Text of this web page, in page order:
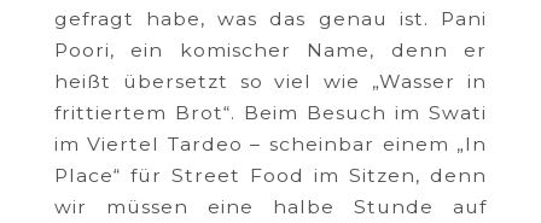
gefragt habe, was das genau ist. Pani
Poori, ein komischer Name, denn er
heißt übersetzt so viel wie „Wasser in
frittiertem Brot“. Beim Besuch im Swati
im Viertel Tardeo – scheinbar einem „In
Place“ für Street Food im Sitzen, denn
wir müssen eine halbe Stunde auf